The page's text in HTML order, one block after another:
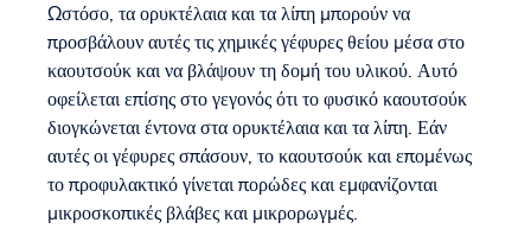
Ωστόσο, τα ορυκτέλαια και τα λίπη μπορούν να
προσβάλουν αυτές τις χημικές γέφυρες θείου μέσα στο
καουτσούκ και να βλάψουν τη δομή του υλικού. Αυτό
οφείλεται επίσης στο γεγονός ότι το φυσικό καουτσούκ
διογκώνεται έντονα στα ορυκτέλαια και τα λίπη. Εάν
αυτές οι γέφυρες σπάσουν, το καουτσούκ και επομένως
το προφυλακτικό γίνεται πορώδες και εμφανίζονται
μικροσκοπικές βλάβες και μικρορωγμές.